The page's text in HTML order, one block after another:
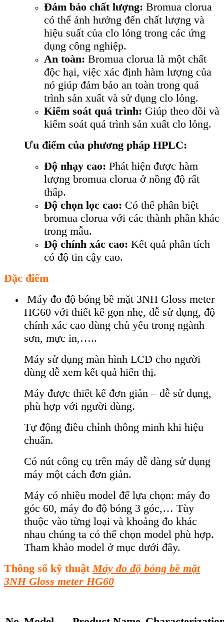
Đảm bảo chất lượng: Bromua clorua
có thể ảnh hưởng đến chất lượng và
hiệu suất của clo lỏng trong các ứng
dụng công nghiệp.
An toàn: Bromua clorua là một chất
độc hại, việc xác định hàm lượng của
nó giúp đảm bảo an toàn trong quá
trình sản xuất và sử dụng clo lỏng.
Kiểm soát quá trình: Giúp theo dõi và
kiểm soát quá trình sản xuất clo lỏng.
Ưu điểm của phương pháp HPLC:
Độ nhạy cao: Phát hiện được hàm
lượng bromua clorua ở nồng độ rất
thấp.
Độ chọn lọc cao: Có thể phân biệt
bromua clorua với các thành phần khác
trong mẫu.
Độ chính xác cao: Kết quả phân tích
có độ tin cậy cao.
Đặc điểm
Máy đo độ bóng bề mặt 3NH Gloss meter
HG60 với thiết kế gọn nhẹ, dễ sử dụng, độ
chính xác cao dùng chủ yếu trong ngành
sơn, mực in,…..
Máy sử dụng màn hình LCD cho người
dùng dễ xem kết quả hiển thị.
Máy được thiết kế đơn giản – dễ sử dụng,
phù hợp với người dùng.
Tự động điều chỉnh thông minh khi hiệu
chuẩn.
Có nút công cụ trên máy dễ dàng sử dụng
máy một cách đơn giản.
Máy có nhiều model để lựa chọn: máy đo
góc 60, máy đo độ bóng 3 góc,… Tùy
thuộc vào từng loại và khoảng đo khác
nhau chúng ta có thể chọn model phù hợp.
Tham khảo model ở mục dưới đây.
Thông số kỹ thuật Máy đo độ bóng bề mặt
3NH Gloss meter HG60